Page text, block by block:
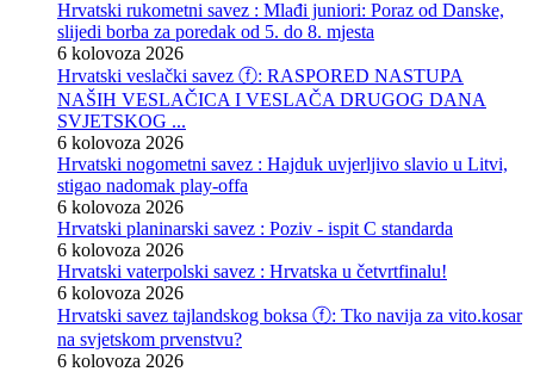
Hrvatski rukometni savez : Mlađi juniori: Poraz od Danske,
slijedi borba za poredak od 5. do 8. mjesta
6 kolovoza 2026
Hrvatski veslački savez ⓕ: RASPORED NASTUPA
NAŠIH VESLAČICA I VESLAČA DRUGOG DANA
SVJETSKOG ...
6 kolovoza 2026
Hrvatski nogometni savez : Hajduk uvjerljivo slavio u Litvi,
stigao nadomak play-offa
6 kolovoza 2026
Hrvatski planinarski savez : Poziv - ispit C standarda
6 kolovoza 2026
Hrvatski vaterpolski savez : Hrvatska u četvrtfinalu!
6 kolovoza 2026
Hrvatski savez tajlandskog boksa ⓕ: Tko navija za vito.kosar
na svjetskom prvenstvu?
6 kolovoza 2026